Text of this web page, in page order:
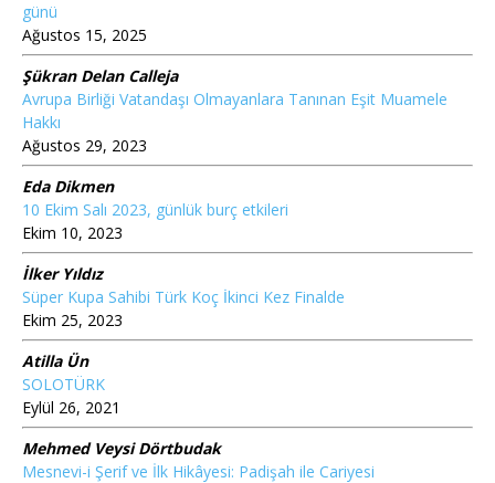
günü
Ağustos 15, 2025
Şükran Delan Calleja
Avrupa Birliği Vatandaşı Olmayanlara Tanınan Eşit Muamele
Hakkı
Ağustos 29, 2023
Eda Dikmen
10 Ekim Salı 2023, günlük burç etkileri
Ekim 10, 2023
İlker Yıldız
Süper Kupa Sahibi Türk Koç İkinci Kez Finalde
Ekim 25, 2023
Atilla Ün
SOLOTÜRK
Eylül 26, 2021
Mehmed Veysi Dörtbudak
Mesnevi-i Şerif ve İlk Hikâyesi: Padişah ile Cariyesi